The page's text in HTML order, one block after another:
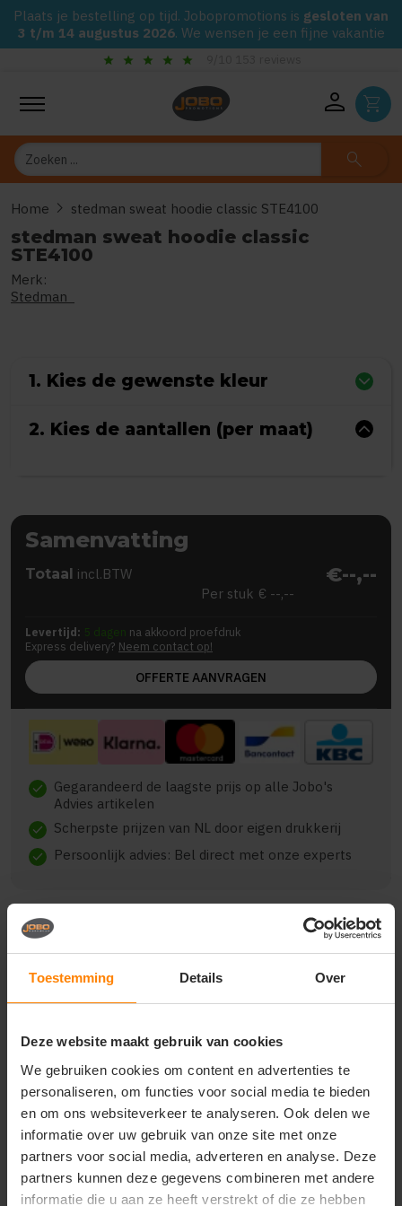
Toestemming Details Over
Deze website maakt gebruik van cookies
We gebruiken cookies om content en advertenties te
personaliseren, om functies voor social media te bieden
en om ons websiteverkeer te analyseren. Ook delen we
informatie over uw gebruik van onze site met onze
partners voor social media, adverteren en analyse. Deze
partners kunnen deze gegevens combineren met andere
informatie die u aan ze heeft verstrekt of die ze hebben
Plaats je bestelling op tijd. Jobopromotions is gesloten van
3 t/m 14 augustus 2026. We wensen je een fijne vakantie
star star star star star
person shopping_cart
Zoeken search
Home chevron_right stedman sweat hoodie classic STE4100
stedman sweat hoodie classic
STE4100
Merk:
Stedman
1. Kies de gewenste kleur
2. Kies de aantallen (per maat)
Samenvatting
Totaal incl.BTW €--,--
Per stuk € --,--
Levertijd: 5 dagen na akkoord proefdruk
Express delivery? Neem contact op!
OFFERTE AANVRAGEN
check Gegarandeerd de laagste prijs op alle Jobo's
Advies artikelen
check Scherpste prijzen van NL door eigen drukkerij
check Persoonlijk advies: Bel direct met onze experts
Beschrijving Reviews (0)
katoen / 20% polyester | binnenzijde opgeruwd | met
visgraat bedrukte nekband | kangeroezak | toon op
toon snoer | elastische manchetten en tailleband |
zijnaden | wasbaar tot 40 ° c
Vragen? Neem contact